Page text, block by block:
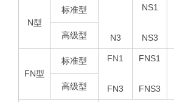
N型
标准型
N3
NS1
NS3
高级型
FN型
标准型 FN1
FN3
FNS1
FNS3
高级型